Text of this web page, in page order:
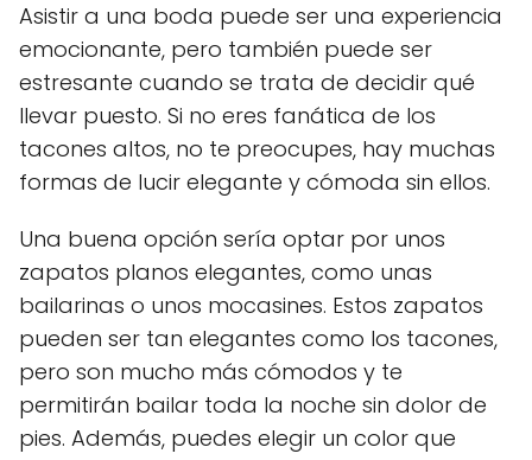
Asistir a una boda puede ser una experiencia
emocionante, pero también puede ser
estresante cuando se trata de decidir qué
llevar puesto. Si no eres fanática de los
tacones altos, no te preocupes, hay muchas
formas de lucir elegante y cómoda sin ellos.
Una buena opción sería optar por unos
zapatos planos elegantes, como unas
bailarinas o unos mocasines. Estos zapatos
pueden ser tan elegantes como los tacones,
pero son mucho más cómodos y te
permitirán bailar toda la noche sin dolor de
pies. Además, puedes elegir un color que